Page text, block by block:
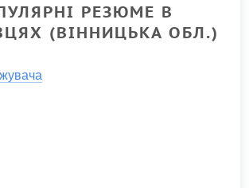
РЕЗЮМЕ В
(ВІННИЦЬКА ОБЛ.)